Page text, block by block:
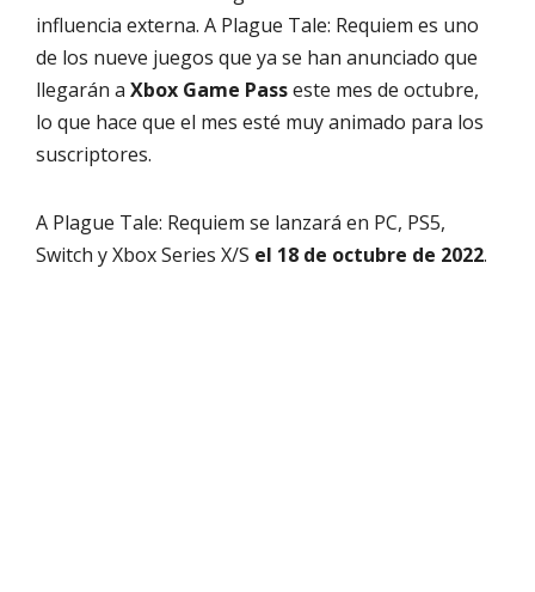
influencia externa. A Plague Tale: Requiem es uno
de los nueve juegos que ya se han anunciado que
llegarán a Xbox Game Passeste mes de octubre,
lo que hace que el mes esté muy animado para los
suscriptores.
A Plague Tale: Requiem se lanzará en PC, PS5,
Switch y Xbox Series X/S el 18 de octubre de 2022.